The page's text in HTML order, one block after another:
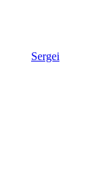
Sergei